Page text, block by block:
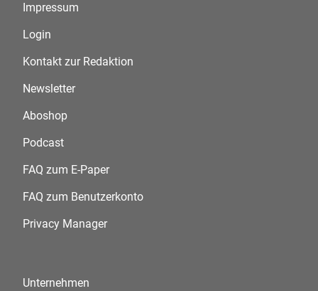
Impressum
Login
Kontakt zur Redaktion
Newsletter
Aboshop
Podcast
FAQ zum E-Paper
FAQ zum Benutzerkonto
Privacy Manager
Unternehmen